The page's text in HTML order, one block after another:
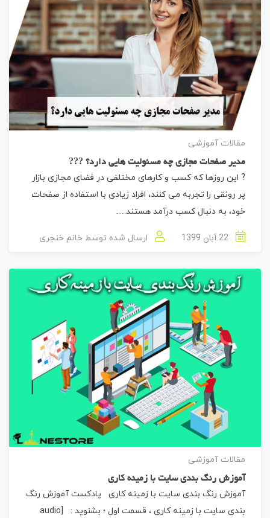
مقالات آموزشی
مدیر صفحات مجازی چه مسئولیت هایی دارد؟ ??‍?
? این روزها که کسب و کارهای مختلفی در فضای مجازی بازار
پر رونقی را تجربه می کنند، افراد زیادی با استفاده از صفحات
خود، به دنبال کسب درآمد هستند.…
ارسال شده توسط خانم خنجری
مقالات آموزشی
آموزش رنگ بندی سایت با زمینه کاری
آموزش رنگ بندی سایت با زمینه کاری پادکست آموزش رنگ
بندی سایت با زمینه کاری ، قسمت اول ؛ بشنوید : [audio